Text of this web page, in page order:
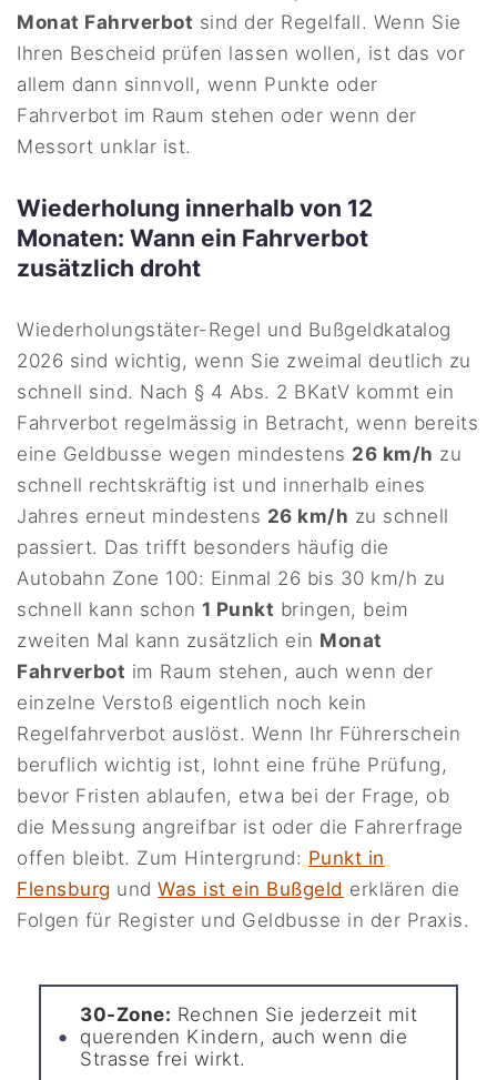
Monat Fahrverbot sind der Regelfall. Wenn Sie
Ihren Bescheid prüfen lassen wollen, ist das vor
allem dann sinnvoll, wenn Punkte oder
Fahrverbot im Raum stehen oder wenn der
Messort unklar ist.
Wiederholung innerhalb von 12
Monaten: Wann ein Fahrverbot
zusätzlich droht
Wiederholungstäter-Regel und Bußgeldkatalog
2026 sind wichtig, wenn Sie zweimal deutlich zu
schnell sind. Nach § 4 Abs. 2 BKatV kommt ein
Fahrverbot regelmässig in Betracht, wenn bereits
eine Geldbusse wegen mindestens 26 km/h zu
schnell rechtskräftig ist und innerhalb eines
Jahres erneut mindestens 26 km/h zu schnell
passiert. Das trifft besonders häufig die
Autobahn Zone 100: Einmal 26 bis 30 km/h zu
schnell kann schon 1 Punkt bringen, beim
zweiten Mal kann zusätzlich ein Monat
Fahrverbot im Raum stehen, auch wenn der
einzelne Verstoß eigentlich noch kein
Regelfahrverbot auslöst. Wenn Ihr Führerschein
beruflich wichtig ist, lohnt eine frühe Prüfung,
bevor Fristen ablaufen, etwa bei der Frage, ob
die Messung angreifbar ist oder die Fahrerfrage
offen bleibt. Zum Hintergrund: Punkt in
Flensburg undWas ist ein Bußgeld erklären die
Folgen für Register und Geldbusse in der Praxis.
30-Zone: Rechnen Sie jederzeit mit
querenden Kindern, auch wenn die
Strasse frei wirkt.